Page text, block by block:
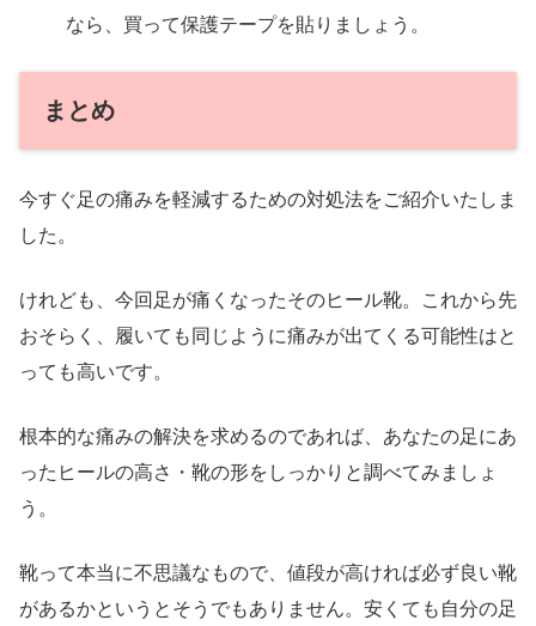
なら、買って保護テープを貼りましょう。
まとめ
今すぐ足の痛みを軽減するための対処法をご紹介いたしま
した。
けれども、今回足が痛くなったそのヒール靴。これから先
おそらく、履いても同じように痛みが出てくる可能性はと
っても高いです。
根本的な痛みの解決を求めるのであれば、あなたの足にあ
ったヒールの高さ・靴の形をしっかりと調べてみましょ
う。
靴って本当に不思議なもので、値段が高ければ必ず良い靴
があるかというとそうでもありません。安くても自分の足